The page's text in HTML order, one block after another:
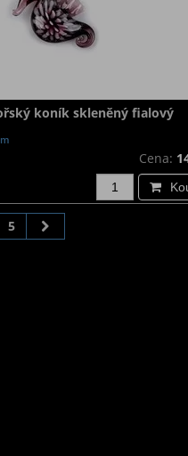
koník skleněný fialový
Cena:
5